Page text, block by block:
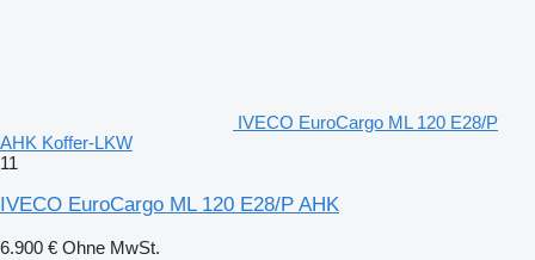
IVECO EuroCargo ML 120 E28/P
AHK Koffer-LKW
11
IVECO EuroCargo ML 120 E28/P AHK
6.900 € Ohne MwSt.